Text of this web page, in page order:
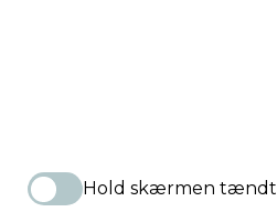
Hold skærmen tændt